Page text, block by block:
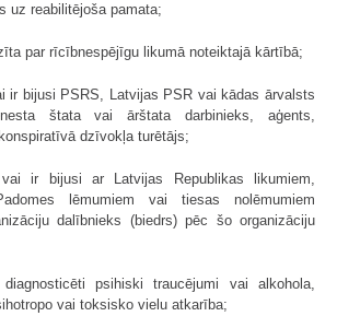
uz reabilitējoša pamata;
par rīcībnespējīgu likumā noteiktajā kārtībā;
ir bijusi PSRS, Latvijas PSR vai kādas ārvalsts
štata vai ārštata darbinieks, aģents,
dzīvokļa turētājs;
ir bijusi ar Latvijas Republikas likumiem,
lēmumiem vai tiesas nolēmumiem
dalībnieks (biedrs) pēc šo organizāciju
psihiski traucējumi vai alkohola,
vai toksisko vielu atkarība;